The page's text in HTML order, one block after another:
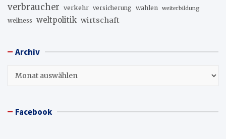
verbraucher verkehr versicherung wahlen weiterbildung
wellness weltpolitik wirtschaft
Archiv
Facebook